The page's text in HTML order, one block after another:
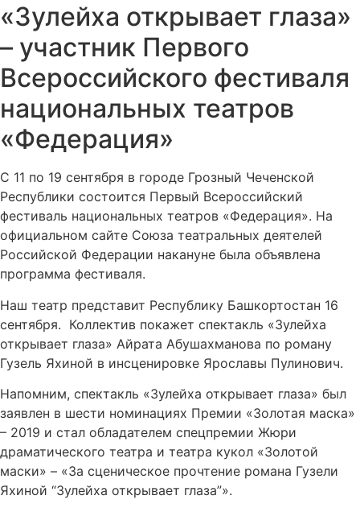
«Зулейха открывает глаза»
– участник Первого
Всероссийского фестиваля
национальных театров
«Федерация»
С 11 по 19 сентября в городе Грозный Чеченской
Республики состоится Первый Всероссийский
фестиваль национальных театров «Федерация». На
официальном сайте Союза театральных деятелей
Российской Федерации накануне была объявлена
программа фестиваля.
Наш театр представит Республику Башкортостан 16
сентября. Коллектив покажет спектакль «Зулейха
открывает глаза» Айрата Абушахманова по роману
Гузель Яхиной в инсценировке Ярославы Пулинович.
Напомним, спектакль «Зулейха открывает глаза» был
заявлен в шести номинациях Премии «Золотая маска»
– 2019 и стал обладателем спецпремии Жюри
драматического театра и театра кукол «Золотой
маски» – «За сценическое прочтение романа Гузели
Яхиной “Зулейха открывает глаза”».